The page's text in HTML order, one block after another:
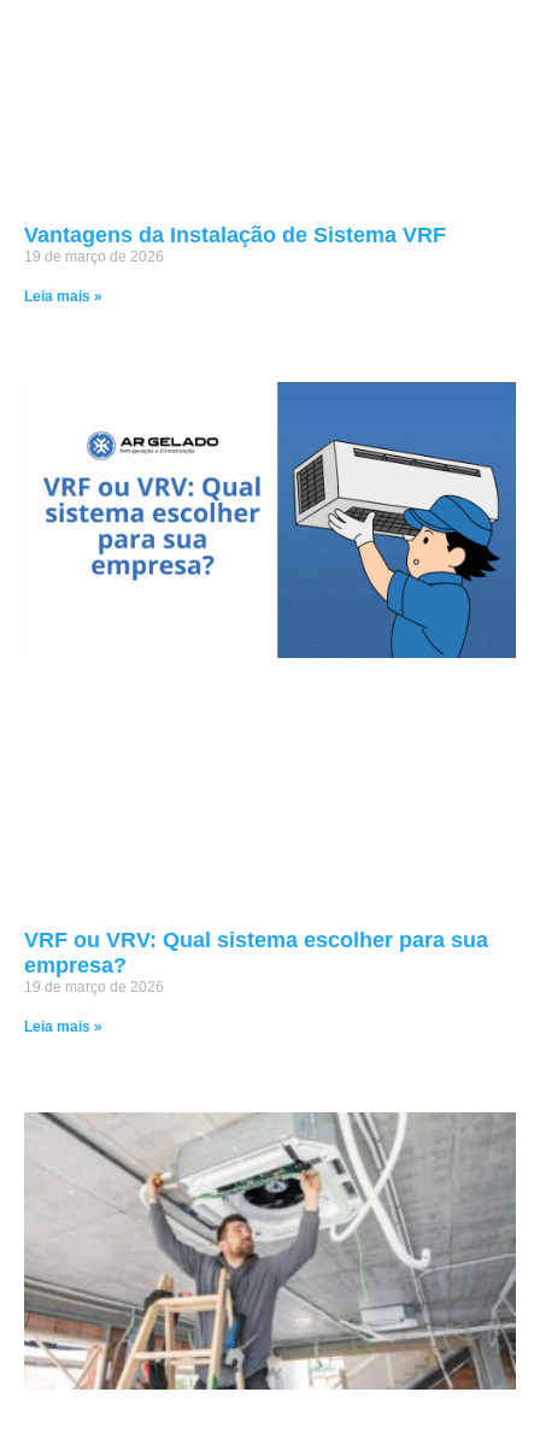
Vantagens da Instalação de Sistema VRF
19 de março de 2026
Leia mais »
VRF ou VRV: Qual sistema escolher para sua
empresa?
19 de março de 2026
Leia mais »